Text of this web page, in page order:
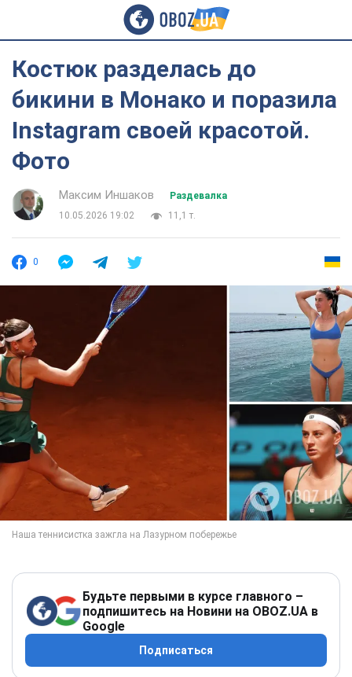
Костюк разделась до
бикини в Монако и поразила
Instagram своей красотой.
Фото
Максим Иншаков
Раздевалка
10.05.2026 19:02
11,1 т.
0
Будьте первыми в курсе главного –
подпишитесь на Новини на OBOZ.UA в
Google
Подписаться